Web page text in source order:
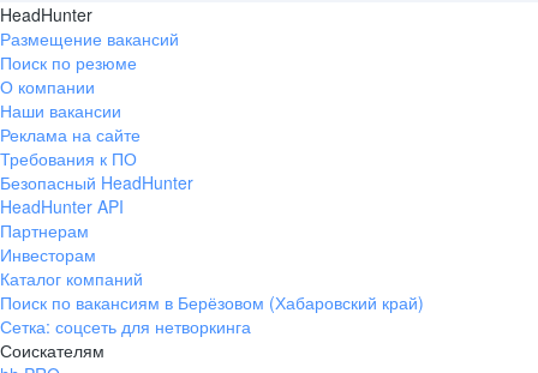
HeadHunter
Размещение вакансий
Поиск по резюме
О компании
Наши вакансии
Реклама на сайте
Требования к ПО
Безопасный HeadHunter
HeadHunter API
Партнерам
Инвесторам
Каталог компаний
Поиск по вакансиям в Берёзовом (Хабаровский край)
Сетка: соцсеть для нетворкинга
Соискателям